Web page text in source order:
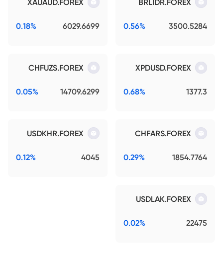
BRLIDR.FOREX
3500.5284
0.56%
XAUAUD.FOREX
6029.6699
0.18%
XPDUSD.FOREX
1377.3
0.68%
CHFUZS.FOREX
14709.6299
0.05%
CHFARS.FOREX
1854.7764
0.29%
USDKHR.FOREX
4045
0.12%
USDLAK.FOREX
22475
0.02%